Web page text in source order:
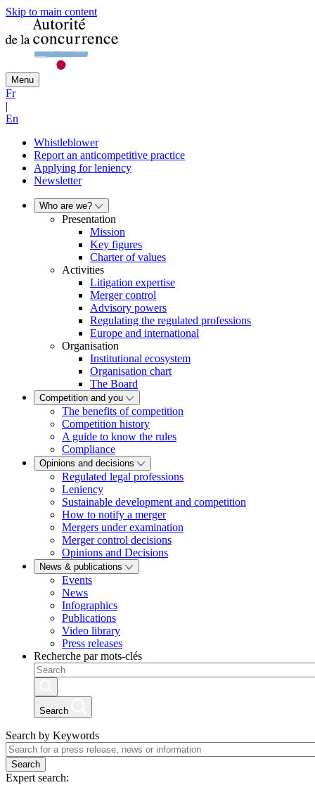
Skip to main content
Menu
Fr
|
En
Whistleblower
Report an anticompetitive practice
Applying for leniency
Newsletter
Who are we?
Presentation
Mission
Key figures
Charter of values
Activities
Litigation expertise
Merger control
Advisory powers
Regulating the regulated professions
Europe and international
Organisation
Institutional ecosystem
Organisation chart
The Board
Competition and you
The benefits of competition
Competition history
A guide to know the rules
Compliance
Opinions and decisions
Regulated legal professions
Leniency
Sustainable development and competition
How to notify a merger
Mergers under examination
Merger control decisions
Opinions and Decisions
News & publications
Events
News
Infographics
Publications
Video library
Press releases
Recherche par mots-clés
Search
Search by Keywords
Search
Expert search: